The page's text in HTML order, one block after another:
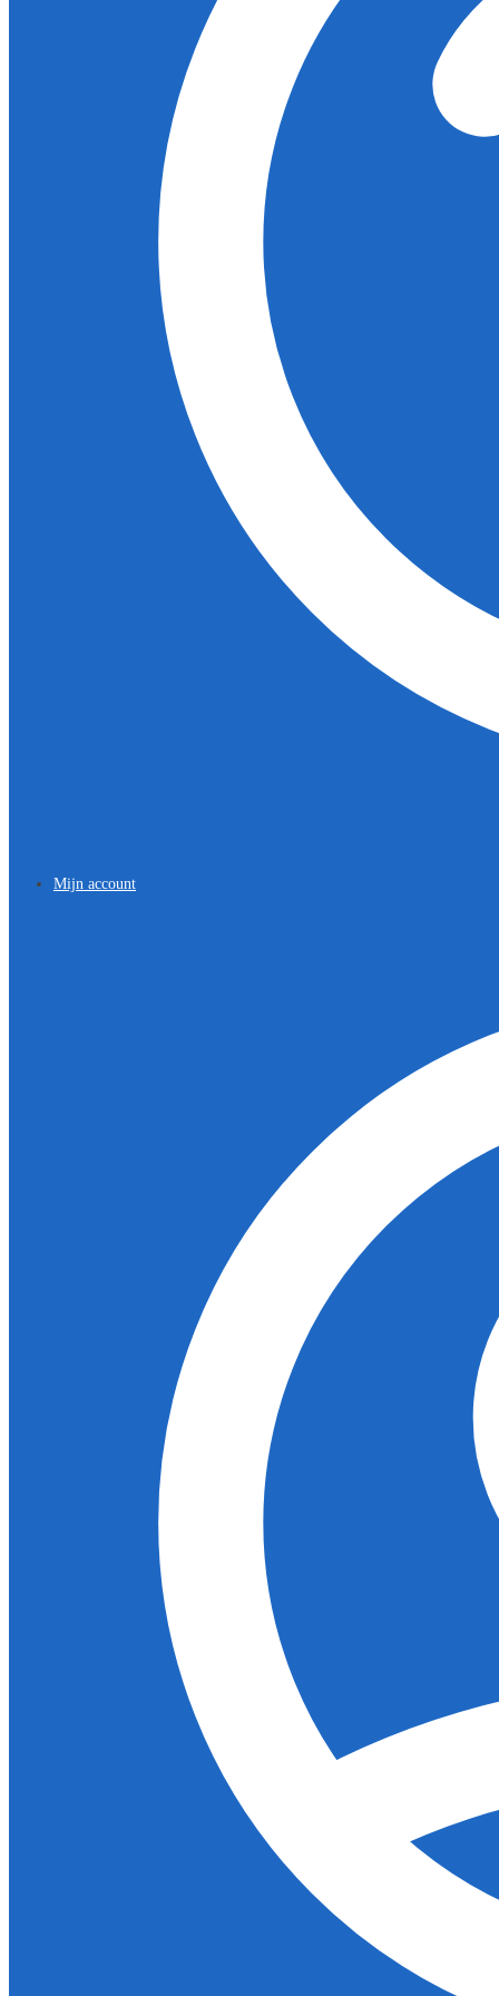
Mijn account